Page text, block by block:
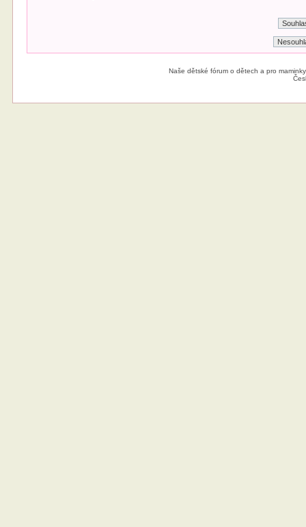
Naše dětské fórum o dětech a pro